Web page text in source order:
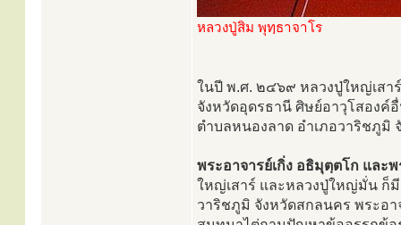
หลวงปู่สิม พุทฺธาจาโร
ในปี พ.ศ. ๒๔๖๙ หลวงปู่ใหญ่เสา
จังหวัดอุดรธานี ศิษย์อาวุโสองค์
ตำบลหนองลาด อำเภอวาริชภูมิ
พระอาจารย์เกิ่ง อธิมุตฺตโก และ
ใหญ่เสาร์ และหลวงปู่ใหญ่มั่น ก็
วาริชภูมิ จังหวัดสกลนคร พระอา